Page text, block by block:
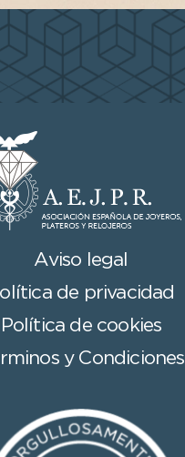
Aviso legal
de privacidad
Política de cookies
y Condiciones